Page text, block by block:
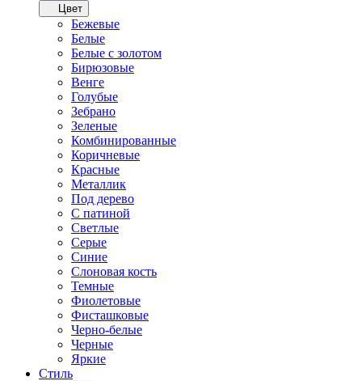
Цвет
Бежевые
Белые
Белые с золотом
Бирюзовые
Венге
Голубые
Зебрано
Зеленые
Комбинированные
Коричневые
Красные
Металлик
Под дерево
С патиной
Светлые
Серые
Синие
Слоновая кость
Темные
Фиолетовые
Фисташковые
Черно-белые
Черные
Яркие
Стиль